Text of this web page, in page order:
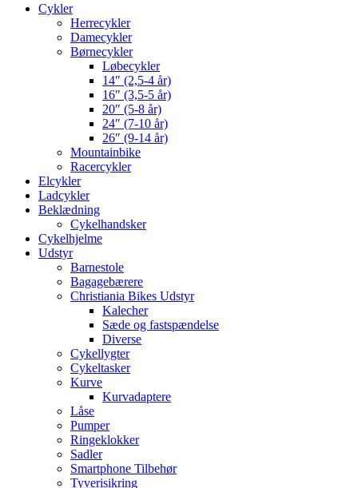
Cykler
Herrecykler
Damecykler
Børnecykler
Løbecykler
14″ (2,5-4 år)
16″ (3,5-5 år)
20″ (5-8 år)
24″ (7-10 år)
26″ (9-14 år)
Mountainbike
Racercykler
Elcykler
Ladcykler
Beklædning
Cykelhandsker
Cykelhjelme
Udstyr
Barnestole
Bagagebærere
Christiania Bikes Udstyr
Kalecher
Sæde og fastspændelse
Diverse
Cykellygter
Cykeltasker
Kurve
Kurvadaptere
Låse
Pumper
Ringeklokker
Sadler
Smartphone Tilbehør
Tyverisikring